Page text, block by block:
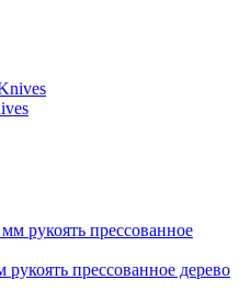
прессованное дерево